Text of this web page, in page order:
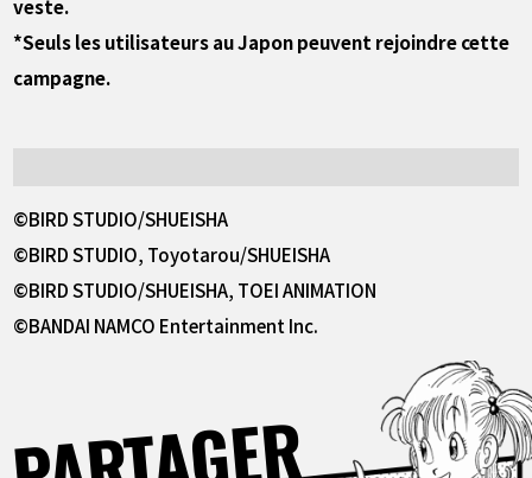
veste.
*Seuls les utilisateurs au Japon peuvent rejoindre cette
campagne.
©BIRD STUDIO/SHUEISHA
©BIRD STUDIO, Toyotarou/SHUEISHA
©BIRD STUDIO/SHUEISHA, TOEI ANIMATION
©BANDAI NAMCO Entertainment Inc.